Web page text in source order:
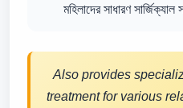
মহিলাদের সাধারণ সার্জিক্যাল
Also provides
treatment for various